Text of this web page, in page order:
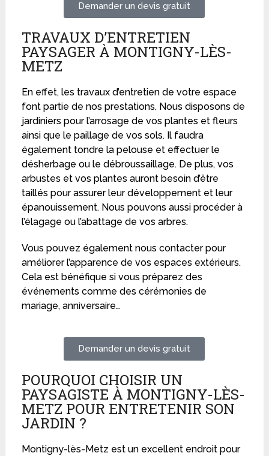
Demander un devis gratuit
TRAVAUX D’ENTRETIEN
PAYSAGER À MONTIGNY-LÈS-
METZ
En effet, les travaux d’entretien de votre espace
font partie de nos prestations. Nous disposons de
jardiniers pour l’arrosage de vos plantes et fleurs
ainsi que le paillage de vos sols. Il faudra
également tondre la pelouse et effectuer le
désherbage ou le débroussaillage. De plus, vos
arbustes et vos plantes auront besoin d’être
taillés pour assurer leur développement et leur
épanouissement. Nous pouvons aussi procéder à
l’élagage ou l’abattage de vos arbres.
Vous pouvez également nous contacter pour
améliorer l’apparence de vos espaces extérieurs.
Cela est bénéfique si vous préparez des
événements comme des cérémonies de
mariage, anniversaire…
Demander un devis gratuit
POURQUOI CHOISIR UN
PAYSAGISTE À MONTIGNY-LÈS-
METZ POUR ENTRETENIR SON
JARDIN ?
Montigny-lès-Metz est un excellent endroit pour